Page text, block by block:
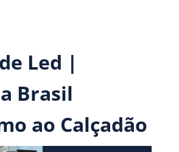
Led |
Brasil
ao Calçadão